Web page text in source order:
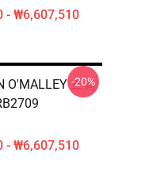
- ₩6,607,510
O'MALLEY 스웨
- ₩6,607,510
-20%